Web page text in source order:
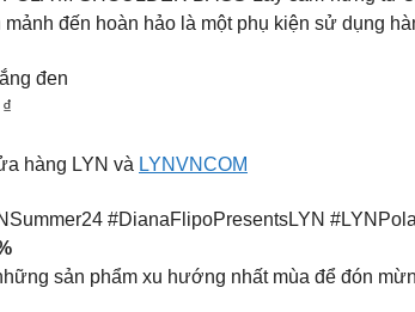
đến hoàn hảo là một phụ kiện sử dụng
đen
hàng LYN và LYNVNCOM
#DianaFlipoPresentsLYN
sản phẩm xu hướng nhất mùa để đón